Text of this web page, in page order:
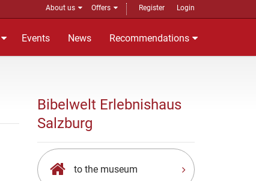
About us Offers Register Login
Events News Recommendations
Bibelwelt Erlebnishaus
Salzburg
to the museum